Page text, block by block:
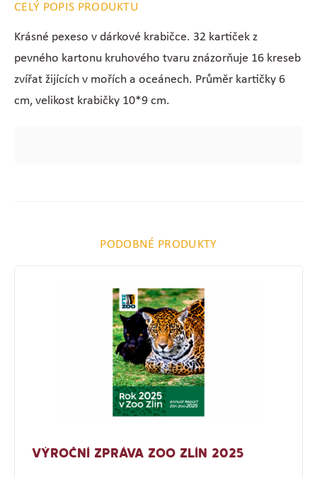
CELÝ POPIS PRODUKTU
Krásné pexeso v dárkové krabičce. 32 kartiček z
pevného kartonu kruhového tvaru znázorňuje 16 kreseb
zvířat žijících v mořích a oceánech. Průměr kartičky 6
cm, velikost krabičky 10*9 cm.
PODOBNÉ PRODUKTY
VÝROČNÍ ZPRÁVA ZOO ZLÍN 2025